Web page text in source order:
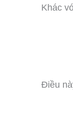
Khác
Điều